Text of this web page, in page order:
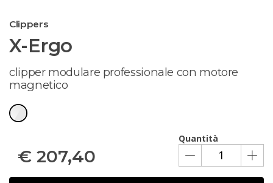
Clippers
X-Ergo
clipper modulare professionale con motore
magnetico
Quantità
€ 207,40